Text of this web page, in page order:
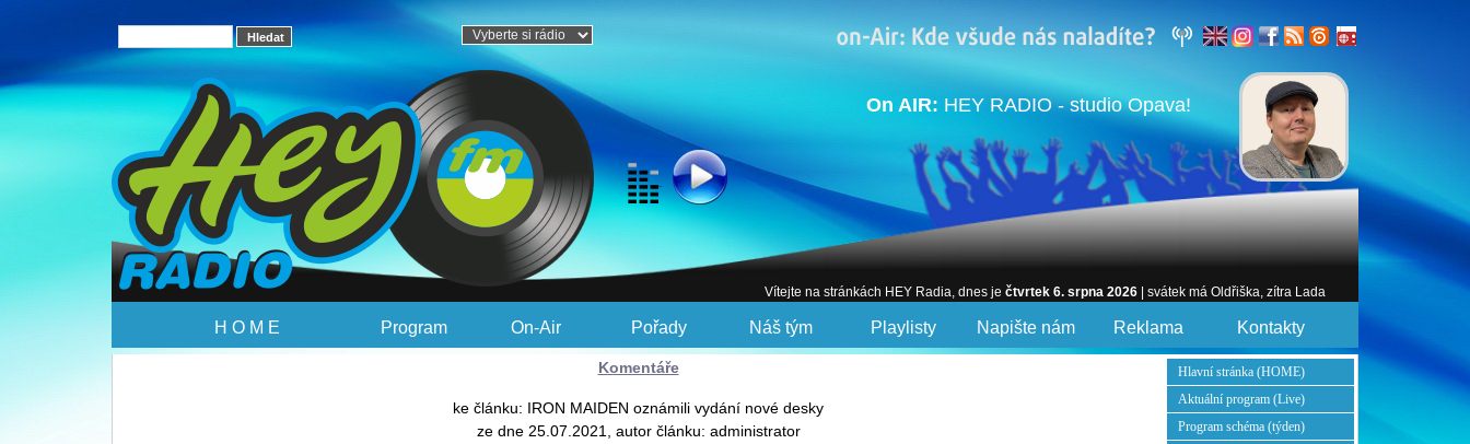
On AIR: HEY RADIO - studio Opava!
Vítejte na stránkách HEY Radia, dnes je čtvrtek 6. srpna 2026 | svátek má Oldřiška, zítra Lada
H O M E Program On-Air Pořady Náš tým Playlisty Napište nám Reklama Kontakty
Komentáře
ke článku: IRON MAIDEN oznámili vydání nové desky
ze dne 25.07.2021, autor článku: administrator
Hlavní stránka (HOME)
Aktuální program (Live)
Program schéma (týden)